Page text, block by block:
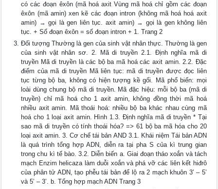
có các đoạn êxôn (mã hoá axit Vùng mã hoá chỉ gồm các đoạn
êxôn (mã amin) xen kẽ các đoạn intron (không mã hoá hoá axit
amin) → gọi là gen liên tục. axit amin) → gọi là gen không liên
tục. + Số đoạn êxôn = số đoạn intron + 1. Trang 2
Đối tượng Thường là gen của sinh vật nhân thực. Thường là gen
của sinh vật nhân sơ. 2. Mã di truyền 2.1. Định nghĩa mã di
truyền Mã di truyền là các bộ ba mã hoá các axit amin. 2.2. Đặc
điểm của mã di truyền Mã liên tục: mã di truyền được đọc liên
tục từng bộ ba, không có hiện tượng kề gối. Mã phổ biến: mọi
loài dùng chung bộ mã di truyền. Mã đặc hiệu: mỗi bộ ba (mã di
truyền) chỉ mã hoá cho 1 axit amin, không đồng thời mã hoá
nhiều axit amin. Mã thoái hoá: nhiều bộ ba khác nhau cùng mã
hoá cho 1 loại axit amin. Hình 1.3. Định nghĩa mã di truyền * Tại
sao mã di truyền có tính thoái hóa? => 61 bộ ba mã hóa cho 20
loại axit amin. 3. Cơ chế tái bản AND 3.1. Khái niệm Tái bản ADN
là quá trình tổng hợp ADN, diễn ra tại pha S của kì trung gian
trong chu kì tế bào. 3.2. Diễn biến a. Giai đoạn tháo xoắn và tách
mạch Enzim helicaza làm duỗi xoắn và phá vỡ các liên kết hiđrô
của phân tử ADN, tạo phễu tái bản để lộ ra 2 mạch khuôn 3’ – 5’
và 5’ – 3’. b. Tổng hợp mạch ADN Trang 3